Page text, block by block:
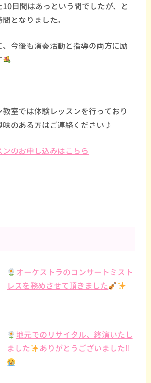
日間はあっという間でしたが、と
となりました。
、今後も演奏活動と指導の両方に励
教室では体験レッスンを行っており
味のある方はご連絡ください♪
のお申し込みはこちら
オーケストラのコンサートミスト
レスを務めさせて頂きました
地元でのリサイタル、終演いたし
ました
ありがとうございました‼︎